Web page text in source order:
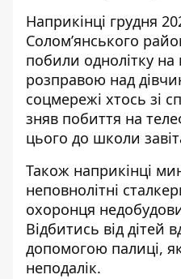
Наприкінці грудня
Солом’янського
побили однолітку на
розправою над
соцмережі хтось зі
зняв побиття на
цього до школи
Також наприкінці
неповнолітні
охоронця
Відбитись від дітей
допомогою палиці,
неподалік.